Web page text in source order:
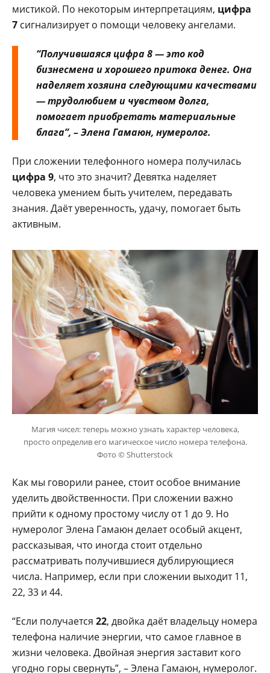
мистикой. По некоторым интерпретациям, цифра
7 сигнализирует о помощи человеку ангелами.
“Получившаясяцифра 8— это код
бизнесмена и хорошего притока денег. Она
наделяет хозяина следующими качествами
— трудолюбием и чувством долга,
помогает приобретать материальные
блага”, – Элена Гамаюн, нумеролог.
При сложении телефонного номера получилась
цифра 9, что это значит? Девятка наделяет
человека умением быть учителем, передавать
знания. Даёт уверенность, удачу, помогает быть
активным.
Магия чисел: теперь можно узнать характер человека,
просто определив его магическое число номера телефона.
Фото © Shutterstock
Как мы говорили ранее, стоит особое внимание
уделить двойственности. При сложении важно
прийти к одному простому числу от 1 до 9. Но
нумеролог Элена Гамаюн делает особый акцент,
рассказывая, что иногда стоит отдельно
рассматривать получившиеся дублирующиеся
числа. Например, если при сложении выходит 11,
22, 33 и 44.
“Если получается 22, двойка даёт владельцу номера
телефона наличие энергии, что самое главное в
жизни человека. Двойная энергия заставит кого
угодно горы свернуть”, – Элена Гамаюн, нумеролог.